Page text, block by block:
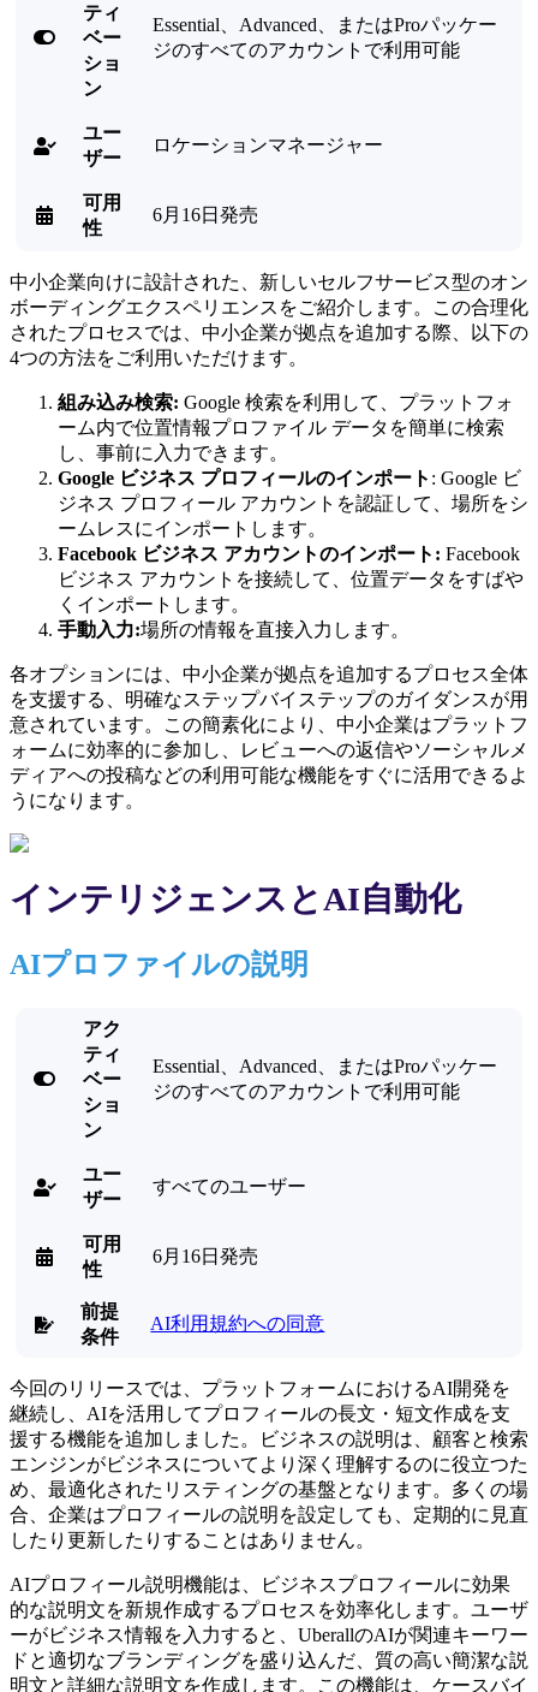

ティ
ベー
ショ
ン
Essential、Advanced、またはProパッケー
ジのすべてのアカウントで利用可能

ユー
ザー
ロケーションマネージャー

可用
性
6月16日発売
中小企業向けに設計された、新しいセルフサービス型のオン
ボーディングエクスペリエンスをご紹介します。この合理化
されたプロセスでは、中小企業が拠点を追加する際、以下の
4つの方法をご利用いただけます。
組み込み検索: Google 検索を利用して、プラットフォ
ーム内で位置情報プロファイル データを簡単に検索
し、事前に入力できます。
Google ビジネス プロフィールのインポート : Google ビ
ジネス プロフィール アカウントを認証して、場所をシ
ームレスにインポートします。
Facebook ビジネス アカウントのインポート: Facebook
ビジネス アカウントを接続して、位置データをすばや
くインポートします。
手動入力:場所の情報を直接入力します。
各オプションには、中小企業が拠点を追加するプロセス全体
を支援する、明確なステップバイステップのガイダンスが用
意されています。この簡素化により、中小企業はプラットフ
ォームに効率的に参加し、レビューへの返信やソーシャルメ
ディアへの投稿などの利用可能な機能をすぐに活用できるよ
うになります。
インテリジェンスとAI自動化
AIプロファイルの説明

アク
ティ
ベー
ショ
ン
Essential、Advanced、またはProパッケー
ジのすべてのアカウントで利用可能

ユー
ザー
すべてのユーザー

可用
性
6月16日発売

前提
条件
AI利用規約への同意
今回のリリースでは、プラットフォームにおけるAI開発を
継続し、AIを活用してプロフィールの長文・短文作成を支
援する機能を追加しました。ビジネスの説明は、顧客と検索
エンジンがビジネスについてより深く理解するのに役立つた
め、最適化されたリスティングの基盤となります。多くの場
合、企業はプロフィールの説明を設定しても、定期的に見直
したり更新したりすることはありません。
AIプロフィール説明機能は、ビジネスプロフィールに効果
的な説明文を新規作成するプロセスを効率化します。ユーザ
ーがビジネス情報を入力すると、UberallのAIが関連キーワー
ドと適切なブランディングを盛り込んだ、質の高い簡潔な説
明文と詳細な説明文を作成します。この機能は、ケースバイ